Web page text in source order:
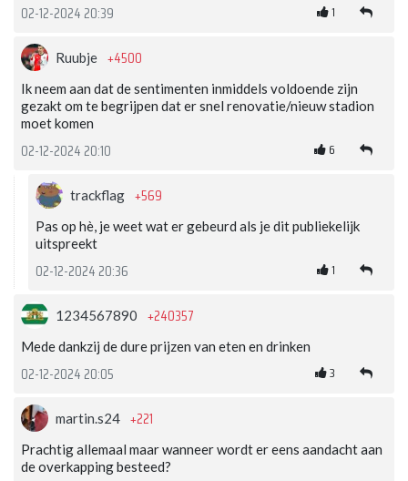
02-12-2024 20:39 1
Ruubje +4500
Ik neem aan dat de sentimenten inmiddels voldoende zijn
gezakt om te begrijpen dat er snel renovatie/nieuw stadion
moet komen
02-12-2024 20:10 6
trackflag +569
Pas op hè, je weet wat er gebeurd als je dit publiekelijk
uitspreekt
02-12-2024 20:36 1
1234567890 +240357
Mede dankzij de dure prijzen van eten en drinken
02-12-2024 20:05 3
martin.s24 +221
Prachtig allemaal maar wanneer wordt er eens aandacht aan
de overkapping besteed?